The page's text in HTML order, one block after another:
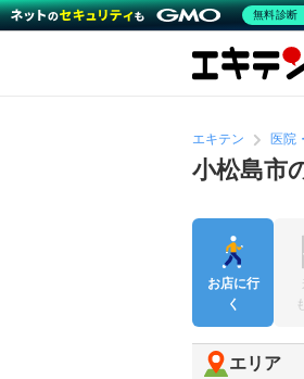
エキテン 医院
小松島市
お店に行
く
エリア
無料診断